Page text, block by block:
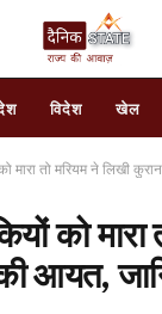
विदेश खेल
मारा तो मरियम ने लिखी
को मारा
आयत,